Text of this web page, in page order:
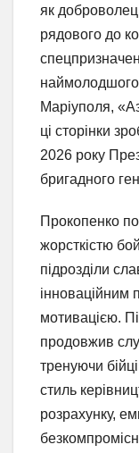
як
рядового до
наймолодшого
Маріуполя,
ці сторінки
2026 року
бригадного
Прокопенко
жорсткістю
підрозділи
інноваційним
мотивацією.
продовжив
тренуючи
стиль
розрахунку,